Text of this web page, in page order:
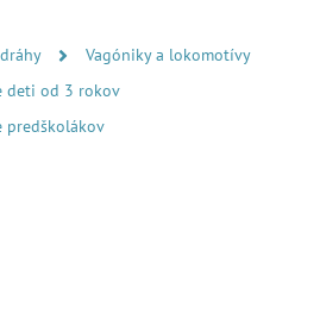
Vagóniky a lokomotívy
deti od 3 rokov
predškolákov